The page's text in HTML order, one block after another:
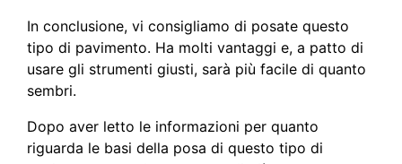
In conclusione, vi consigliamo di posate questo
tipo di pavimento. Ha molti vantaggi e, a patto di
usare gli strumenti giusti, sarà più facile di quanto
sembri.
Dopo aver letto le informazioni per quanto
riguarda le basi della posa di questo tipo di